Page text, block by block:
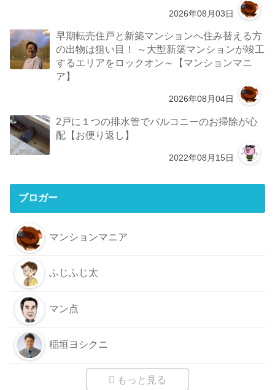
2026年08月03日
早期転売住戸と新築マンションへ住み替える方
の出物は狙い目！ ～大型新築マンションが竣工
するエリアをロックオン～【マンションマニ
ア】
2026年08月04日
2戸に１つの排水管でバルコニーのお掃除が心
配【お便り返し】
2022年08月15日
ブロガー
マンションマニア
ふじふじ太
マン点
稲垣ヨシクニ
もっと見る